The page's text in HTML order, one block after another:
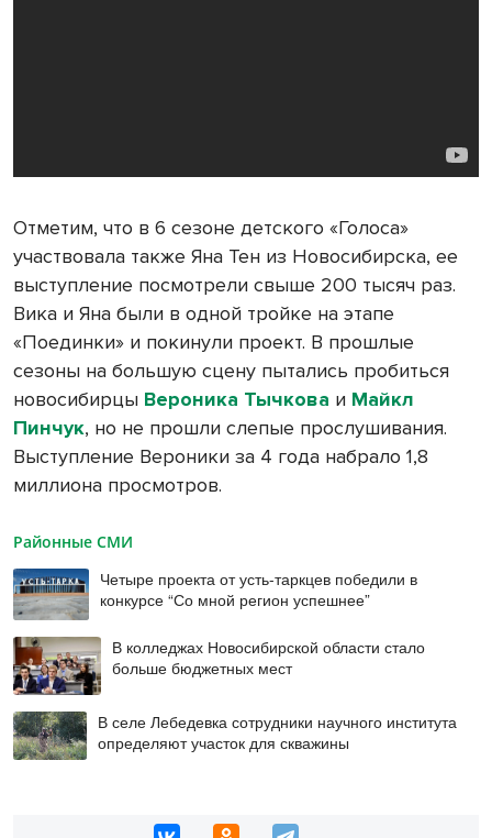
Отметим, что в 6 сезоне детского «Голоса»
участвовала также Яна Тен из Новосибирска, ее
выступление посмотрели свыше 200 тысяч раз.
Вика и Яна были в одной тройке на этапе
«Поединки» и покинули проект. В прошлые
сезоны на большую сцену пытались пробиться
новосибирцы Вероника Тычкова и Майкл
Пинчук, но не прошли слепые прослушивания.
Выступление Вероники за 4 года набрало 1,8
миллиона просмотров.
Районные СМИ
Четыре проекта от усть-таркцев победили в
конкурсе “Со мной регион успешнее”
В колледжах Новосибирской области стало
больше бюджетных мест
В селе Лебедевка сотрудники научного института
определяют участок для скважины